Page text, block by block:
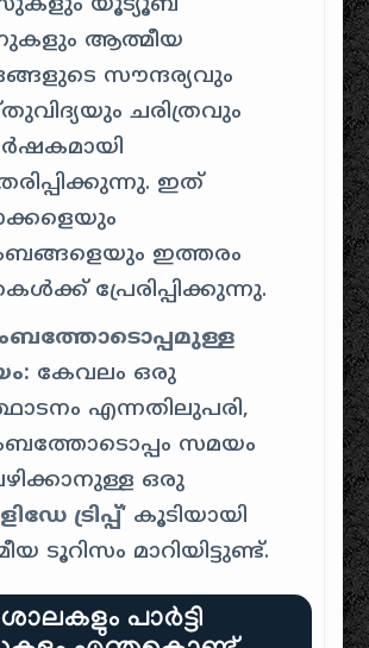
ആത്മീയ
സൗന്ദര്യവും
ചരിത്രവും
ഇത്
ഇത്തരം
പ്രേരിപ്പിക്കുന്നു.
കേവലം ഒരു
എന്നതിലുപരി,
സമയം
ഒരു
ട്രിപ്പ്‘ കൂടിയായി
ടൂറിസം മാറിയിട്ടുണ്ട്.
പാർട്ടി